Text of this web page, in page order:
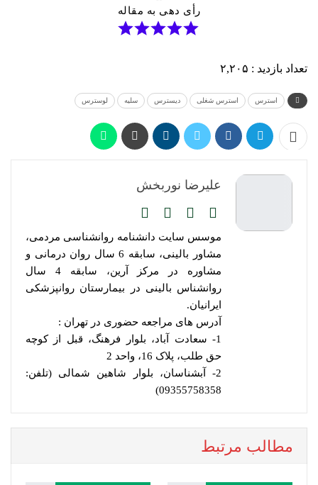
رأی دهی به مقاله
تعداد بازدید : ۲,۲۰۵
استرس استرس شغلی دیسترس سلیه لوسترس
علیرضا نوربخش
موسس سایت دانشنامه روانشناسی مردمی،
مشاور بالینی، سابقه 6 سال روان درمانی و
مشاوره در مرکز آرین، سابقه 4 سال
روانشناس بالینی در بیمارستان روانپزشکی
ایرانیان.
آدرس های مراجعه حضوری در تهران :
1- سعادت آباد، بلوار فرهنگ، قبل از کوچه
حق طلب، پلاک 16، واحد 2
2- آبشناسان، بلوار شاهین شمالی (تلفن:
09355758358)
مطالب مرتبط